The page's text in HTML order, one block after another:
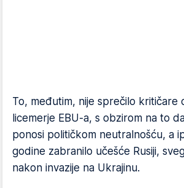
To, međutim, nije sprečilo kritičare
licemerje EBU-a, s obzirom na to
ponosi političkom neutralnošću, a
godine zabranilo učešće Rusiji,
nakon invazije na Ukrajinu.